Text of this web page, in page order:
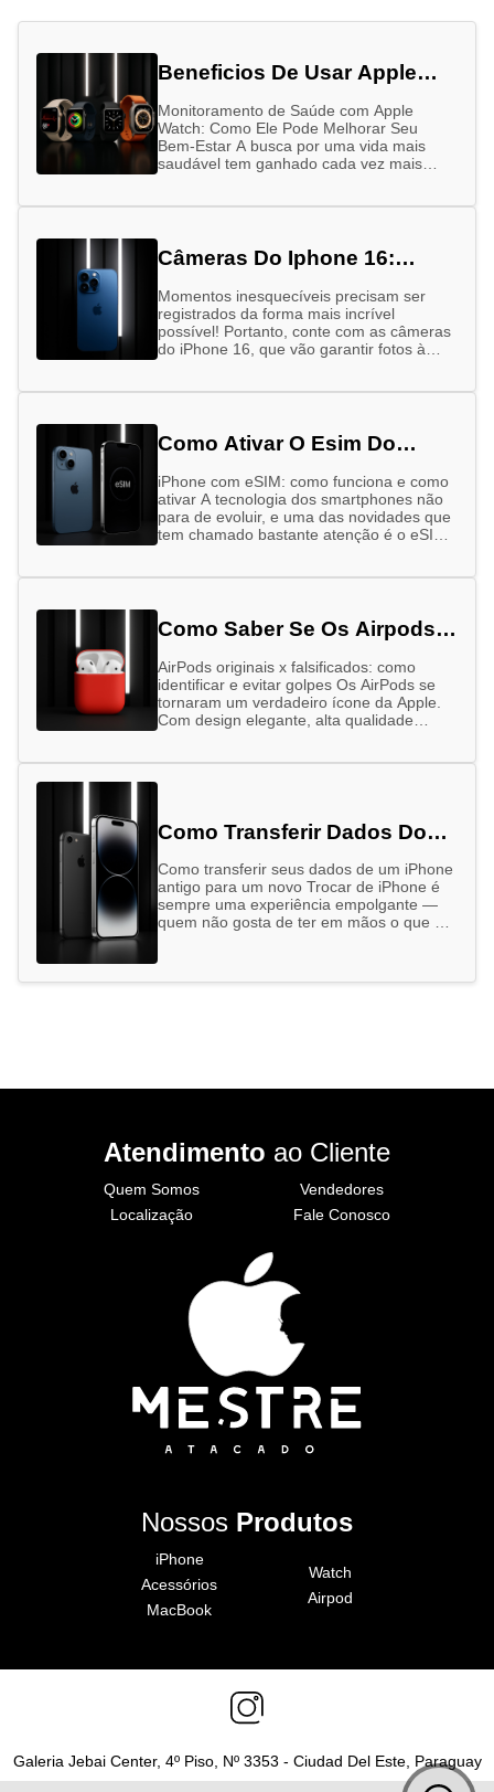
Beneficios De Usar Apple
Monitoramento de Saúde com Apple
Watch: Como Ele Pode Melhorar Seu
Bem-Estar A busca por uma vida mais
saudável tem ganhado cada vez mais
Câmeras Do Iphone 16:
Momentos inesquecíveis precisam ser
registrados da forma mais incrível
possível! Portanto, conte com as câmeras
do iPhone 16, que vão garantir fotos à
Como Ativar O Esim Do
iPhone com eSIM: como funciona e como
ativar A tecnologia dos smartphones não
para de evoluir, e uma das novidades que
tem chamado bastante atenção é o eSIM,
Como Saber Se Os Airpods
AirPods originais x falsificados: como
identificar e evitar golpes Os AirPods se
tornaram um verdadeiro ícone da Apple.
Com design elegante, alta qualidade
Como Transferir Dados Do
Novo
Como transferir seus dados de um iPhone
antigo para um novo Trocar de iPhone é
sempre uma experiência empolgante —
quem não gosta de ter em mãos o que há
Atendimento ao Cliente
Quem Somos
Localização
Vendedores
Fale Conosco
Nossos Produtos
iPhone
Acessórios
MacBook
Watch
Airpod
Galeria Jebai Center, 4º Piso, Nº 3353 - Ciudad Del Este, Paraguay